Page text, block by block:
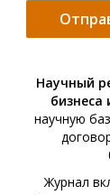
Научный
бизнеса
научную
Журнал